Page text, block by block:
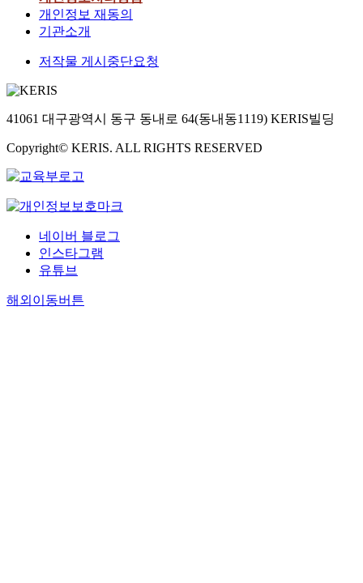
개인정보 재동의
기관소개
저작물 게시중단요청
41061 대구광역시 동구 동내로 64(동내동1119) KERIS빌딩
Copyright© KERIS. ALL RIGHTS RESERVED
네이버 블로그
인스타그램
유튜브
해외이동버튼